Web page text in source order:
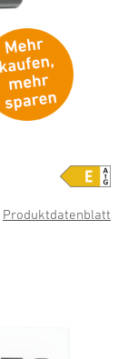
Produktdatenblatt